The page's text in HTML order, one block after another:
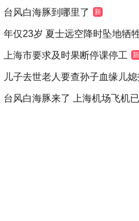
台风白海豚到哪里了 新
年仅23岁 夏士远空降时坠地牺
上海市要求及时果断停课停工 新
儿子去世老人要查孙子血缘儿
台风白海豚来了 上海机场飞机已